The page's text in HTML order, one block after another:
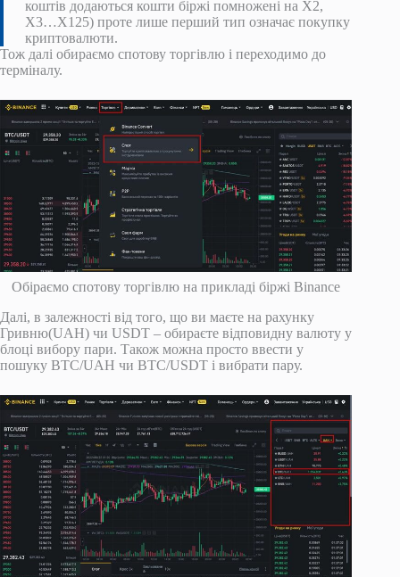
коштів додаються кошти біржі помножені на Х2,
Х3…Х125) проте лише перший тип означає покупку
криптовалюти.
Тож далі обираємо спотову торгівлю і переходимо до
терміналу.
Обіраємо спотову торгівлю на прикладі біржі Binance
Далі, в залежності від того, що ви маєте на рахунку
Гривню(UAH) чи USDT – обираєте відповидну валюту у
блоці вибору пари. Також можна просто ввести у
пошуку BTС/UAH чи BTC/USDT і вибрати пару.